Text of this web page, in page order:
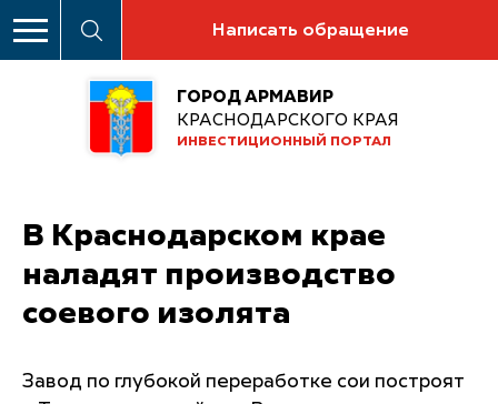
Написать обращение
ГОРОД АРМАВИР
КРАСНОДАРСКОГО КРАЯ
ИНВЕСТИЦИОННЫЙ ПОРТАЛ
В Краснодарском крае
наладят производство
соевого изолята
Завод по глубокой переработке сои построят